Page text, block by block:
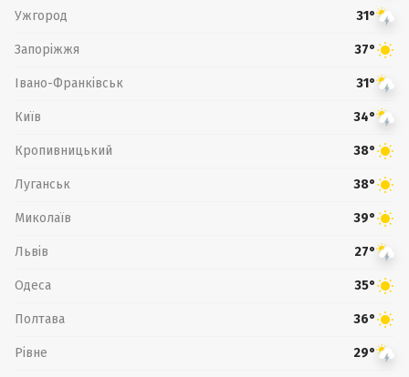
Ужгород 31°
Запоріжжя 37°
Івано-Франківськ 31°
Київ 34°
Кропивницький 38°
Луганськ 38°
Миколаїв 39°
Львів 27°
Одеса 35°
Полтава 36°
Рівне 29°